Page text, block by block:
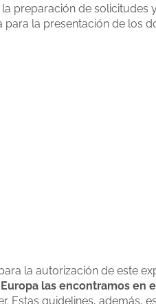
preparación de solicitudes
la presentación de los
la autorización de este
las encontramos en
Estas guidelines, además,